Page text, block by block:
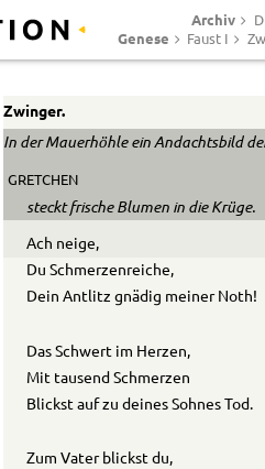
Archiv
Genese Faust I
Zwinger.
In der Mauerhöhle ein Andachtsbild
GRETCHEN
steckt frische Blumen in die Krüge.
Ach neige,
Du Schmerzenreiche,
Dein Antlitz gnädig meiner Noth!
Das Schwert im Herzen,
Mit tausend Schmerzen
Blickst auf zu deines Sohnes Tod.
Zum Vater blickst du,